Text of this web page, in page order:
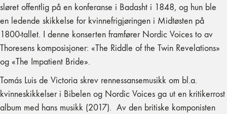
sløret offentlig på en konferanse i Badasht i 1848, og hun ble
en ledende skikkelse for kvinnefrigjøringen i Midtøsten på
1800-tallet. I denne konserten framfører Nordic Voices to av
Thoresens komposisjoner: «The Riddle of the Twin Revelations»
og «The Impatient Bride».
Tomás Luis de Victoria skrev rennessansemusikk om bl.a.
kvinneskikkelser i Bibelen og Nordic Voices ga ut en kritikerrost
album med hans musikk (2017). Av den britiske komponisten